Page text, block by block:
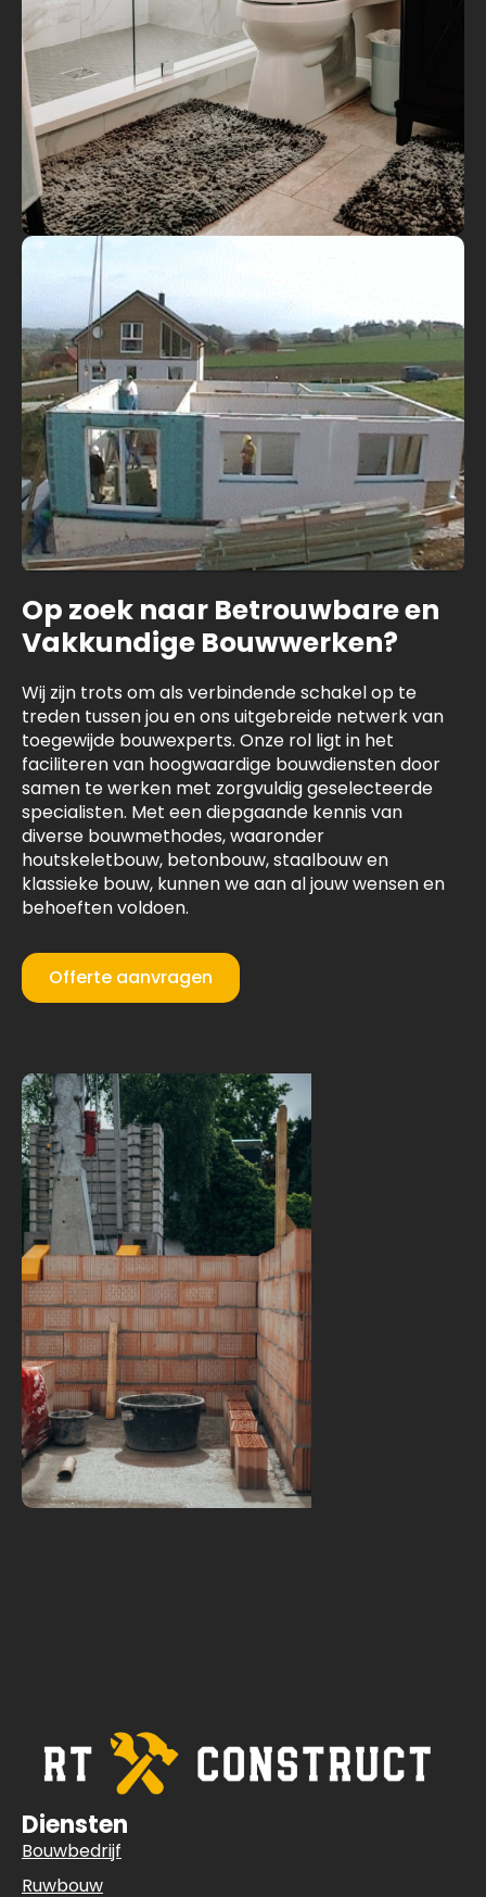
Op zoek naar Betrouwbare en
Vakkundige Bouwwerken?
Wij zijn trots om als verbindende schakel op te
treden tussen jou en ons uitgebreide netwerk van
toegewijde bouwexperts. Onze rol ligt in het
faciliteren van hoogwaardige bouwdiensten door
samen te werken met zorgvuldig geselecteerde
specialisten. Met een diepgaande kennis van
diverse bouwmethodes, waaronder
houtskeletbouw, betonbouw, staalbouw en
klassieke bouw, kunnen we aan al jouw wensen en
behoeften voldoen.
Offerte aanvragen
Diensten
Bouwbedrijf
Ruwbouw